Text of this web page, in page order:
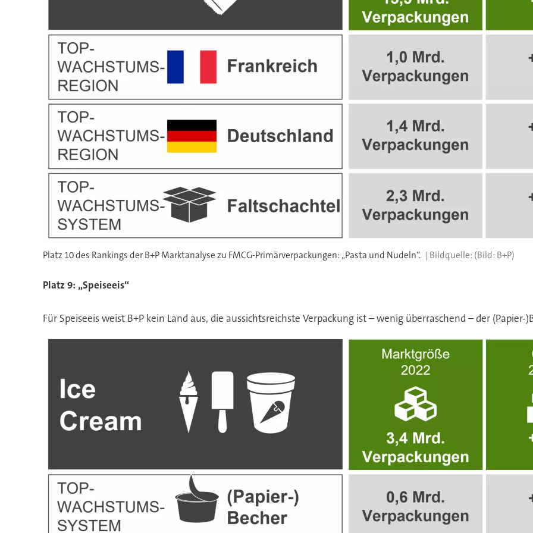
Platz 10 des Rankings der B+P Marktanalyse zu FMCG-Primärverpackungen: „Pasta und Nudeln“. (Bild: B+P)
Platz 9: „Speiseeis“
Für Speiseeis weist B+P kein Land aus, die aussichtsreichste Verpackung ist – wenig überraschend – der (Papier-